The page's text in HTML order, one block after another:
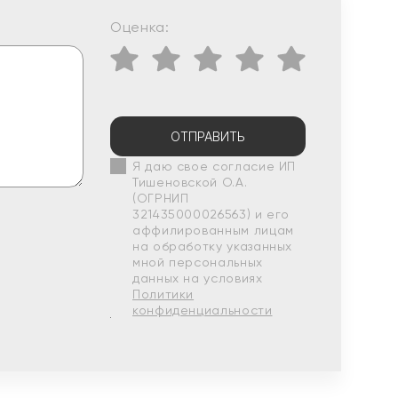
Оценка:
ОТПРАВИТЬ
Я даю свое согласие ИП
Тишеновской О.А.
(ОГРНИП
321435000026563) и его
аффилированным лицам
на обработку указанных
мной персональных
данных на условиях
Политики
конфиденциальности